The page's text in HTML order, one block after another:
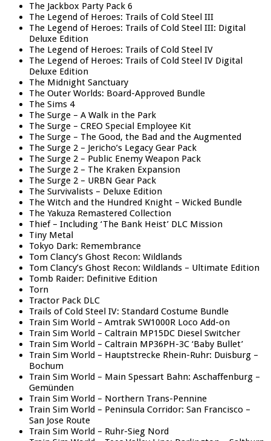
The Jackbox Party Pack 6
The Legend of Heroes: Trails of Cold Steel III
The Legend of Heroes: Trails of Cold Steel III: Digital
Deluxe Edition
The Legend of Heroes: Trails of Cold Steel IV
The Legend of Heroes: Trails of Cold Steel IV Digital
Deluxe Edition
The Midnight Sanctuary
The Outer Worlds: Board-Approved Bundle
The Sims 4
The Surge – A Walk in the Park
The Surge – CREO Special Employee Kit
The Surge – The Good, the Bad and the Augmented
The Surge 2 – Jericho’s Legacy Gear Pack
The Surge 2 – Public Enemy Weapon Pack
The Surge 2 – The Kraken Expansion
The Surge 2 – URBN Gear Pack
The Survivalists – Deluxe Edition
The Witch and the Hundred Knight – Wicked Bundle
The Yakuza Remastered Collection
Thief – Including ‘The Bank Heist’ DLC Mission
Tiny Metal
Tokyo Dark: Remembrance
Tom Clancy’s Ghost Recon: Wildlands
Tom Clancy’s Ghost Recon: Wildlands – Ultimate Edition
Tomb Raider: Definitive Edition
Torn
Tractor Pack DLC
Trails of Cold Steel IV: Standard Costume Bundle
Train Sim World – Amtrak SW1000R Loco Add-on
Train Sim World – Caltrain MP15DC Diesel Switcher
Train Sim World – Caltrain MP36PH-3C ‘Baby Bullet’
Train Sim World – Hauptstrecke Rhein-Ruhr: Duisburg –
Bochum
Train Sim World – Main Spessart Bahn: Aschaffenburg –
Gemünden
Train Sim World – Northern Trans-Pennine
Train Sim World – Peninsula Corridor: San Francisco –
San Jose Route
Train Sim World – Ruhr-Sieg Nord